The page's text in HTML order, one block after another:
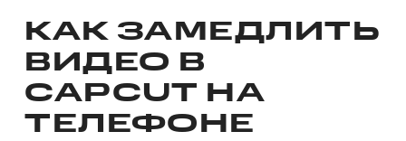
КАК ЗАМЕДЛИТЬ
ВИДЕО В
CAPCUT НА
ТЕЛЕФОНЕ